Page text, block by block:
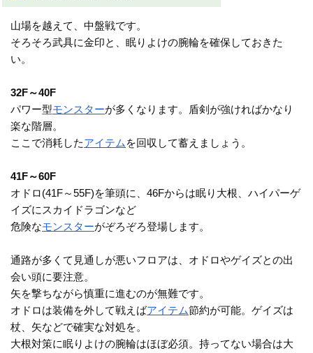
山場を越えて、中盤戦です。
そろそろ武具に金印と、眠りよけの腕輪を確保しておきた
い。
32F～40F
パワー型モンスターが多くなります。盾剣が強ければかなり
楽な階層。
ここで消耗したアイテム を回収して蓄えましょう。
41F～60F
オドロ(41F～55F)を筆頭に、46Fからは眠り大根、ハイパーゲ
イズにスカイドラゴンなど
危険なモンスターがぞろぞろ登場します。
通路が多くて見通しが悪いフロアは、オドロやゲイズとの出
会い頭に要注意。
矢を撃ちながら慎重に進むのが無難です。
オドロは装備を外して戦えばアイテム節約が可能。ゲイズは
杖、矢などで確実な対処を。
大根対策に眠りよけの腕輪はほぼ必須。持ってない場合は大